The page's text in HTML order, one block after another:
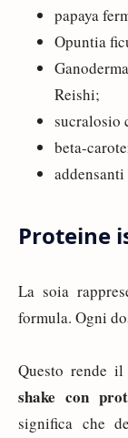
papaya
Opuntia
Reishi;
sucralosio
beta-
Proteine
La soia
formula. Ogni
Questo rende
shake con
significa che